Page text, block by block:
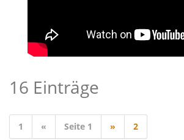
16 Einträge
1 « Seite 1 » 2